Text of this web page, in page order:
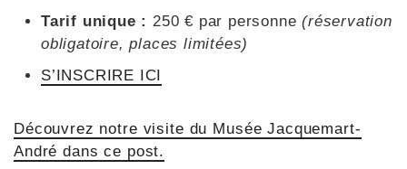
Tarif unique : 250 € par personne(réservation
obligatoire, places limitées)
S’INSCRIRE ICI
Découvrez notre visite du Musée Jacquemart-
André dans ce post.